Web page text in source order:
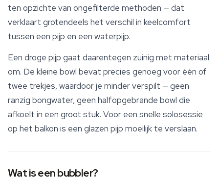
ten opzichte van ongefilterde methoden — dat
verklaart grotendeels het verschil in keelcomfort
tussen een pijp en een waterpijp.
Een droge pijp gaat daarentegen zuinig met materiaal
om. De kleine bowl bevat precies genoeg voor één of
twee trekjes, waardoor je minder verspilt — geen
ranzig bongwater, geen halfopgebrande bowl die
afkoelt in een groot stuk. Voor een snelle solosessie
op het balkon is een glazen pijp moeilijk te verslaan.
Wat is een bubbler?